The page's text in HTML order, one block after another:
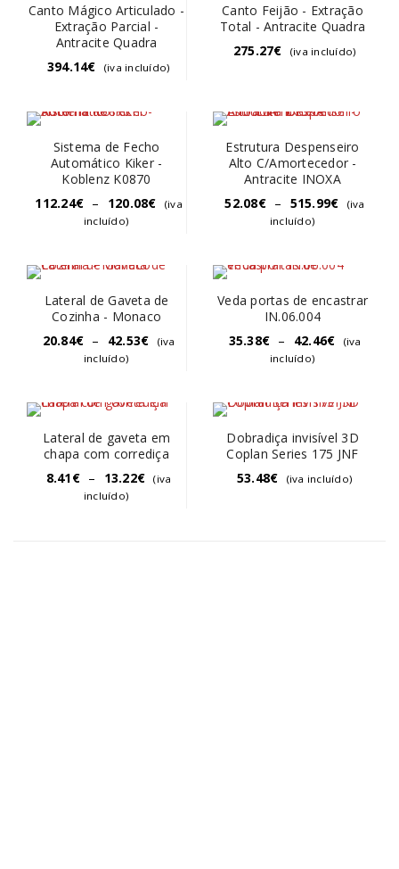
Canto Mágico Articulado -
Extração Parcial -
Antracite Quadra
394.14€ (iva incluído)
Canto Feijão - Extração
Total - Antracite Quadra
275.27€ (iva incluído)
Sistema de Fecho
Automático Kiker -
Koblenz K0870
112.24€ – 120.08€
(iva
incluído)
Estrutura Despenseiro
Alto C/Amortecedor -
Antracite INOXA
52.08€ – 515.99€
(iva
incluído)
Lateral de Gaveta de
Cozinha - Monaco
20.84€ – 42.53€
(iva
incluído)
Veda portas de encastrar
IN.06.004
35.38€ – 42.46€
(iva
incluído)
Lateral de gaveta em
chapa com corrediça
8.41€ – 13.22€
(iva
incluído)
Dobradiça invisível 3D
Coplan Series 175 JNF
53.48€ (iva incluído)